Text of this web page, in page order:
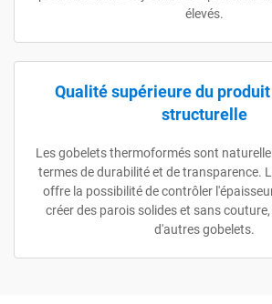
élevés.
Qualité supérieure du
structurelle
Les gobelets thermoformés sont
termes de durabilité et de transparence.
offre la possibilité de contrôler
créer des parois solides et sans
d'autres gobelets.